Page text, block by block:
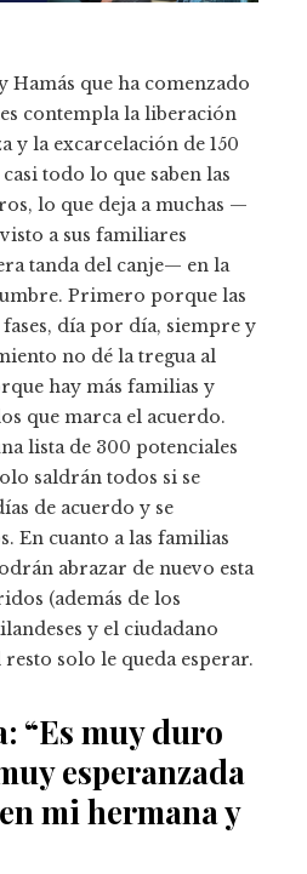
Hamás que ha comenzado
contempla la liberación
y la excarcelación de 150
todo lo que saben las
lo que deja a muchas —
a sus familiares
tanda del canje— en la
Primero porque las
día por día, siempre y
no dé la tregua al
hay más familias y
que marca el acuerdo.
lista de 300 potenciales
saldrán todos si se
de acuerdo y se
En cuanto a las familias
abrazar de nuevo esta
(además de los
y el ciudadano
solo le queda esperar.
“Es muy duro
esperanzada
mi hermana y